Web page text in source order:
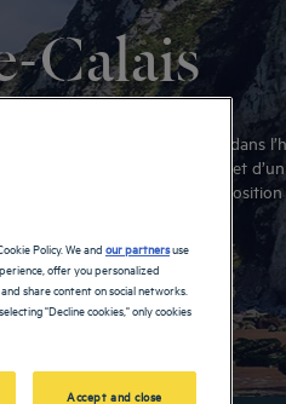
Calais
que notre équipe vous reçoit dans
des meilleurs services et
suite : vous aurez tout à
Policy. We andour partnersuse
offer you personalized
share content on social networks.
"Decline cookies," only cookies
Accept and close